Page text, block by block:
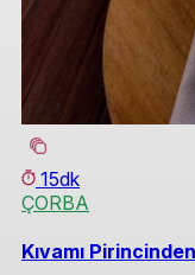
15dk
ÇORBA
Kıvamı